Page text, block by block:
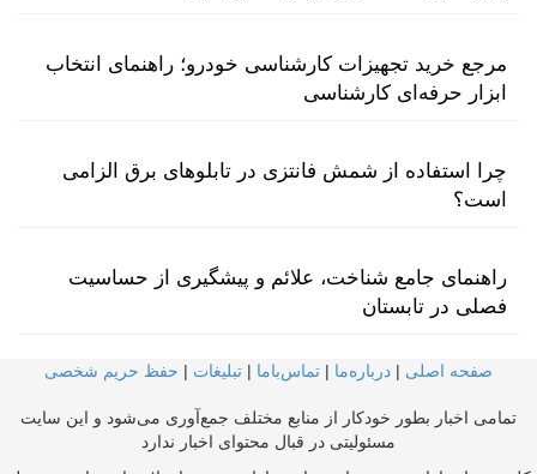
مرجع خرید تجهیزات کارشناسی خودرو؛ راهنمای انتخاب
ابزار حرفه‌ای کارشناسی
چرا استفاده از شمش فانتزی در تابلوهای برق الزامی
است؟
راهنمای جامع شناخت، علائم و پیشگیری از حساسیت
فصلی در تابستان
صفحه اصلی | درباره‌ما | تماس‌با‌ما | تبلیغات | حفظ حریم شخصی
تمامی اخبار بطور خودکار از منابع مختلف جمع‌آوری می‌شود و این سایت
مسئولیتی در قبال محتوای اخبار ندارد